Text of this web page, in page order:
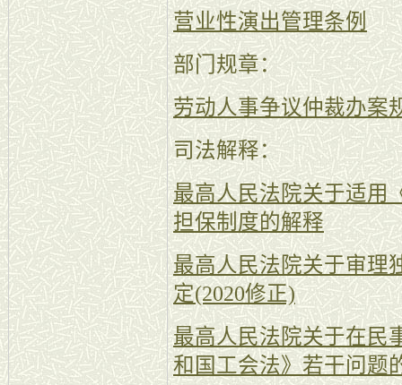
营业性演出管理条例
部门规章：
劳动人事争议仲裁办案
司法解释：
最高人民法院关于适用
担保制度的解释
最高人民法院关于审理
定(2020修正)
最高人民法院关于在民
和国工会法》若干问题